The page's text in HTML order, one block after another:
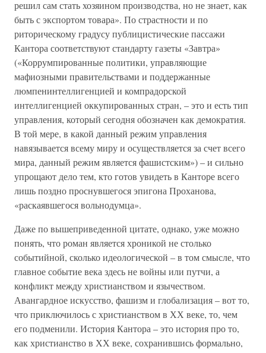
решил сам стать хозяином производства, но не знает, как
быть с экспортом товара». По страстности и по
риторическому градусу публицистические пассажи
Кантора соответствуют стандарту газеты «Завтра»
(«Коррумпированные политики, управляющие
мафиозными правительствами и поддержанные
люмпенинтеллигенцией и компрадорской
интеллигенцией оккупированных стран, – это и есть тип
управления, который сегодня обозначен как демократия.
В той мере, в какой данный режим управления
навязывается всему миру и осуществляется за счет всего
мира, данный режим является фашистским») – и сильно
упрощают дело тем, кто готов увидеть в Канторе всего
лишь поздно проснувшегося эпигона Проханова,
«раскаявшегося вольнодумца».
Даже по вышеприведенной цитате, однако, уже можно
понять, что роман является хроникой не столько
событийной, сколько идеологической – в том смысле, что
главное событие века здесь не войны или путчи, а
конфликт между христианством и язычеством.
Авангардное искусство, фашизм и глобализация – вот то,
что приключилось с христианством в ХХ веке, то, чем
его подменили. История Кантора – это история про то,
как христианство в ХХ веке, сохранившись формально,